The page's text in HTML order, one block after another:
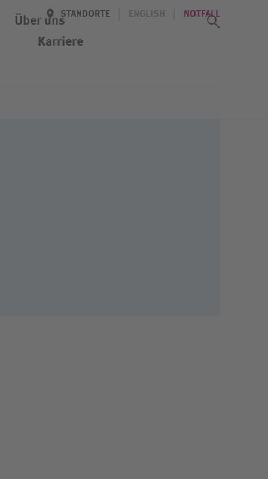
STANDORTE ENGLISH NOTFALL
Über uns
Karriere